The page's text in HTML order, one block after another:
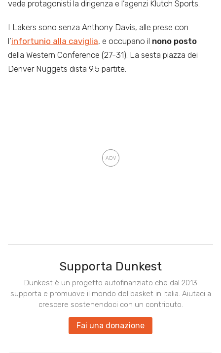
vede protagonisti la dirigenza e l’agenzi Klutch Sports.
I Lakers sono senza Anthony Davis, alle prese con
l’infortunio alla caviglia, e occupano il nono posto
della Western Conference (27-31). La sesta piazza dei
Denver Nuggets dista 9.5 partite.
Supporta Dunkest
Dunkest è un progetto autofinanziato che dal 2013
supporta e promuove il mondo del basket in Italia. Aiutaci a
crescere sostenendoci con un contributo.
Fai una donazione